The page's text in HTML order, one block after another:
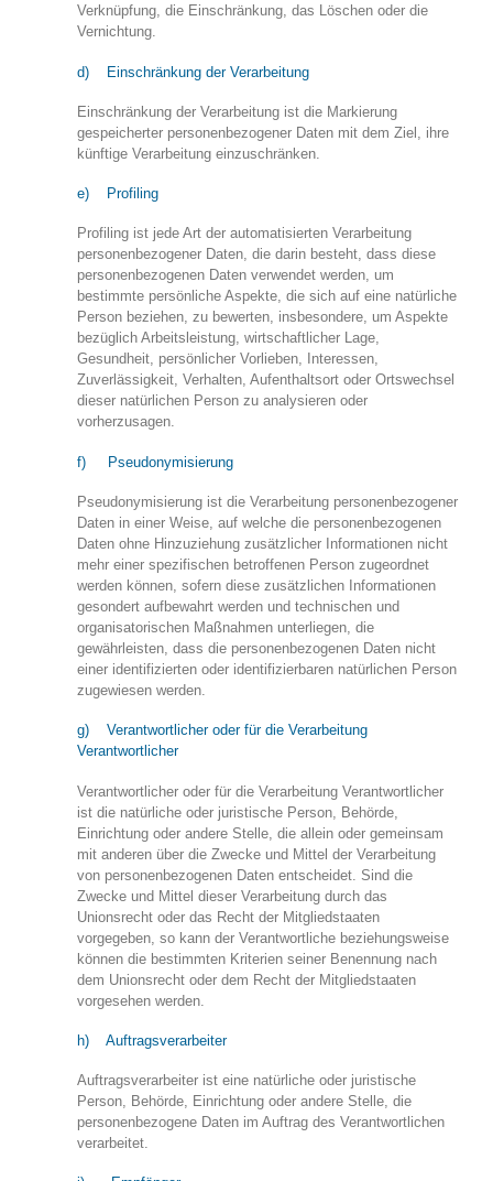
Verknüpfung, die Einschränkung, das Löschen oder die
Vernichtung.
d) Einschränkung der Verarbeitung
Einschränkung der Verarbeitung ist die Markierung
gespeicherter personenbezogener Daten mit dem Ziel, ihre
künftige Verarbeitung einzuschränken.
e) Profiling
Profiling ist jede Art der automatisierten Verarbeitung
personenbezogener Daten, die darin besteht, dass diese
personenbezogenen Daten verwendet werden, um
bestimmte persönliche Aspekte, die sich auf eine natürliche
Person beziehen, zu bewerten, insbesondere, um Aspekte
bezüglich Arbeitsleistung, wirtschaftlicher Lage,
Gesundheit, persönlicher Vorlieben, Interessen,
Zuverlässigkeit, Verhalten, Aufenthaltsort oder Ortswechsel
dieser natürlichen Person zu analysieren oder
vorherzusagen.
f) Pseudonymisierung
Pseudonymisierung ist die Verarbeitung personenbezogener
Daten in einer Weise, auf welche die personenbezogenen
Daten ohne Hinzuziehung zusätzlicher Informationen nicht
mehr einer spezifischen betroffenen Person zugeordnet
werden können, sofern diese zusätzlichen Informationen
gesondert aufbewahrt werden und technischen und
organisatorischen Maßnahmen unterliegen, die
gewährleisten, dass die personenbezogenen Daten nicht
einer identifizierten oder identifizierbaren natürlichen Person
zugewiesen werden.
g) Verantwortlicher oder für die Verarbeitung
Verantwortlicher
Verantwortlicher oder für die Verarbeitung Verantwortlicher
ist die natürliche oder juristische Person, Behörde,
Einrichtung oder andere Stelle, die allein oder gemeinsam
mit anderen über die Zwecke und Mittel der Verarbeitung
von personenbezogenen Daten entscheidet. Sind die
Zwecke und Mittel dieser Verarbeitung durch das
Unionsrecht oder das Recht der Mitgliedstaaten
vorgegeben, so kann der Verantwortliche beziehungsweise
können die bestimmten Kriterien seiner Benennung nach
dem Unionsrecht oder dem Recht der Mitgliedstaaten
vorgesehen werden.
h) Auftragsverarbeiter
Auftragsverarbeiter ist eine natürliche oder juristische
Person, Behörde, Einrichtung oder andere Stelle, die
personenbezogene Daten im Auftrag des Verantwortlichen
verarbeitet.